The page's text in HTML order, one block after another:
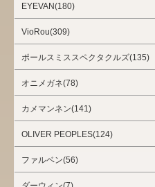
EYEVAN(180)
VioRou(309)
ポールスミススペクタクルズ(135)
オニメガネ(78)
カメマンネン(141)
OLIVER PEOPLES(124)
ファルベン(56)